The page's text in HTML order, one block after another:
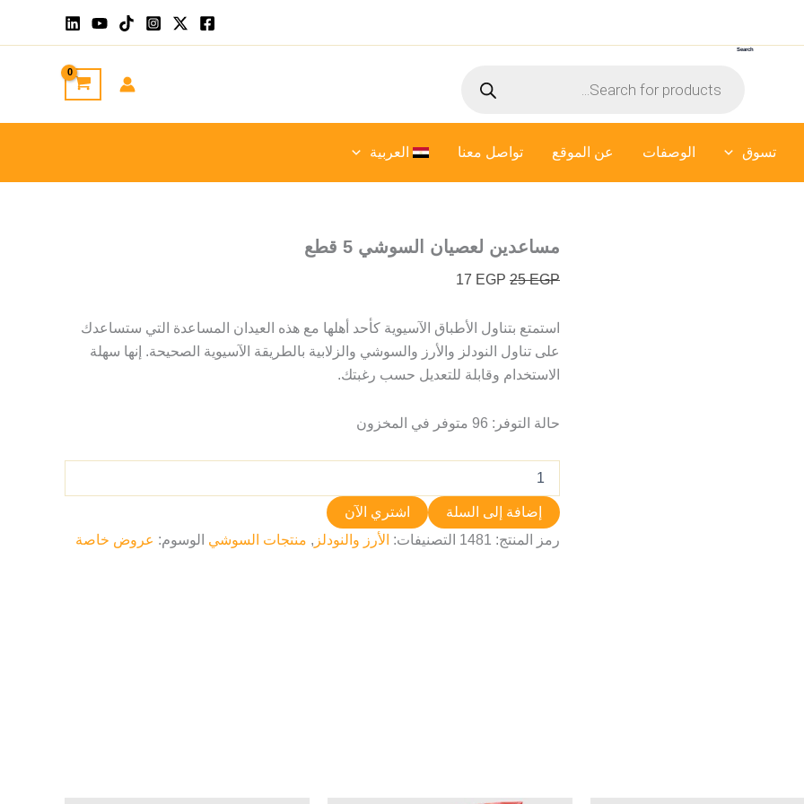
Search
search
تسوق الوصفات عن الموقع تواصل معنا العربية
مساعدين لعصيان السوشي 5 قطع
25EGP
17 EGP
استمتع بتناول الأطباق الآسيوية كأحد أهلها مع هذه العيدان المساعدة التي ستساعدك
على تناول النودلز والأرز والسوشي والزلابية بالطريقة الآسيوية الصحيحة. إنها سهلة
الاستخدام وقابلة للتعديل حسب رغبتك.
حالة التوفر: 96 متوفر في المخزون
لعصيان
إضافة إلى السلة
اشتري الآن
رمز المنتج: 1481 التصنيفات: الأرز والنودلز , منتجات السوشي الوسوم: عروض خاصة